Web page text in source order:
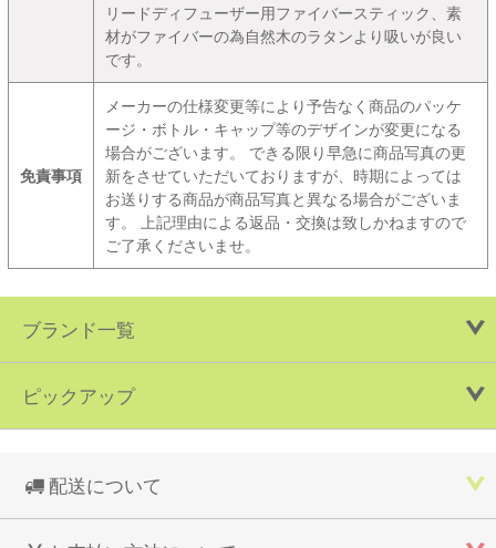
リードディフューザー用ファイバースティック、素
材がファイバーの為自然木のラタンより吸いが良い
です。
免責事項
メーカーの仕様変更等により予告なく商品のパッケ
ージ・ボトル・キャップ等のデザインが変更になる
場合がございます。 できる限り早急に商品写真の更
新をさせていただいておりますが、時期によっては
お送りする商品が商品写真と異なる場合がございま
す。 上記理由による返品・交換は致しかねますので
ご了承くださいませ。
ブランド一覧
ピックアップ
配送について